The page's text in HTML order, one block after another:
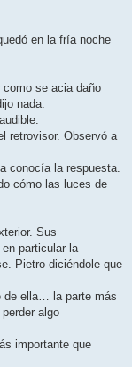
en la fría noche
se acia daño
nada.
retrovisor. Observó a
conocía la respuesta.
cómo las luces de
Sus
particular la
Pietro diciéndole que
de ella… la parte más
algo
importante que